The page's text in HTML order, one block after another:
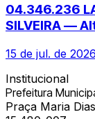
04.346.236
SILVEIRA —
15 de jul. de 2026
Institucional
Prefeitura
Praça Maria